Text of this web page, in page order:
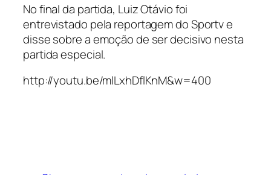
No final da partida, Luiz Otávio foi
entrevistado pela reportagem do Sportv e
disse sobre a emoção de ser decisivo nesta
partida especial.
http://youtu.be/mlLxhDflKnM&w=400